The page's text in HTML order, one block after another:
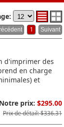
1
d'imprimer des
en charge
et
Notre prix: $295.00
Prix de détail: $336.31